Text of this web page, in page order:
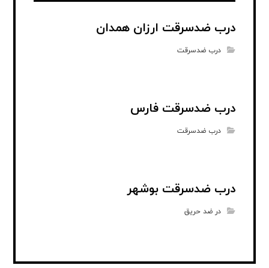
درب ضدسرقت ارزان همدان
درب ضدسرقت
درب ضدسرقت فارس
درب ضدسرقت
درب ضدسرقت بوشهر
در ضد حریق